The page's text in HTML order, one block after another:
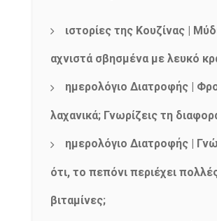
ιστορίες της Κουζίνας |
αχνιστά σβησμένα με λευκό
ημερολόγιο Διατροφής |
λαχανικά; Γνωρίζεις τη
ημερολόγιο Διατροφής |
ότι, το πεπόνι περιέχει
βιταμίνες;